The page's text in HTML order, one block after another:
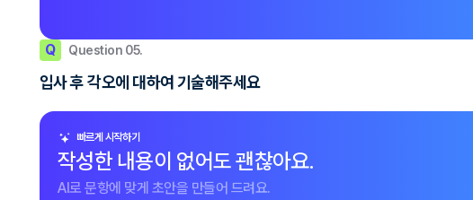
Q Question 05.
입사 후 각오에 대하여 기술해주세요
빠르게 시작하기
작성한 내용이 없어도 괜찮아요.
AI로 문항에 맞게 초안을 만들어 드려요.